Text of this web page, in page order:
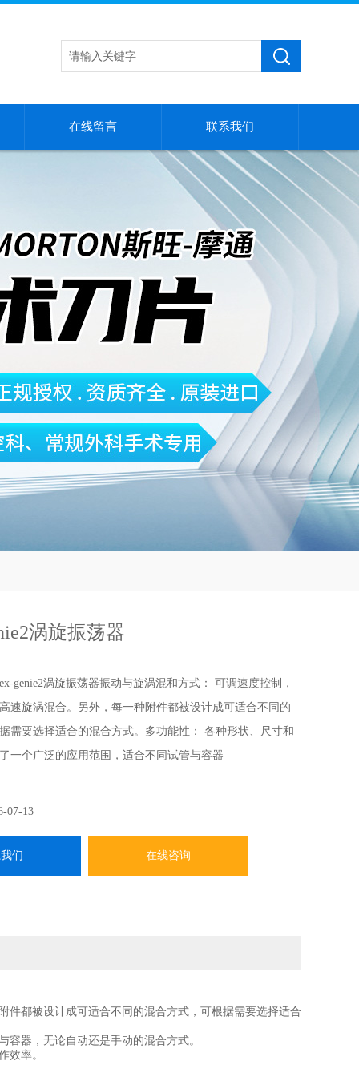
在线留言 联系我们
涡旋振荡器
genie2涡旋振荡器振动与旋涡混和方式： 可调速度控制，
速旋涡混合。另外，每一种附件都被设计成可适合不同的
需要选择适合的混合方式。多功能性： 各种形状、尺寸和
一个广泛的应用范围，适合不同试管与容器
07-13
们 在线咨询
件都被设计成可适合不同的混合方式，可根据需要选择适合
器，无论自动还是手动的混合方式。
效率。